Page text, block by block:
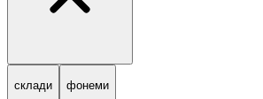
склади фонеми